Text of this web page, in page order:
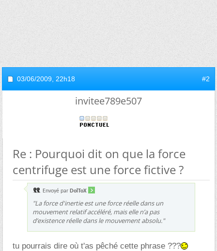
03/06/2009, 22h18 #2
invitee789e507
Re : Pourquoi dit on que la force
centrifuge est une force fictive ?
Envoyé par DolToX
"La force d'inertie est une force réelle dans un
mouvement relatif accéléré, mais elle n’a pas
d’existence réelle dans le mouvement absolu."
tu pourrais dire où t'as pêché cette phrase ???